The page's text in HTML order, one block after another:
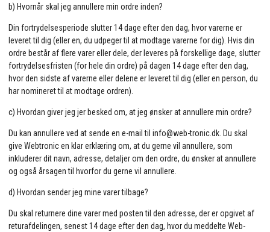
b) Hvornår skal jeg annullere min ordre inden?
Din fortrydelsesperiode slutter 14 dage efter den dag, hvor varerne er
leveret til dig (eller en, du udpeger til at modtage varerne for dig). Hvis din
ordre består af flere varer eller dele, der leveres på forskellige dage, slutter
fortrydelsesfristen (for hele din ordre) på dagen 14 dage efter den dag,
hvor den sidste af varerne eller delene er leveret til dig (eller en person, du
har nomineret til at modtage ordren).
c) Hvordan giver jeg jer besked om, at jeg ønsker at annullere min ordre?
Du kan annullere ved at sende en e-mail til info@web-tronic.dk. Du skal
give Webtronic en klar erklæring om, at du gerne vil annullere, som
inkluderer dit navn, adresse, detaljer om den ordre, du ønsker at annullere
og også årsagen til hvorfor du gerne vil annullere.
d) Hvordan sender jeg mine varer tilbage?
Du skal returnere dine varer med posten til den adresse, der er opgivet af
returafdelingen, senest 14 dage efter den dag, hvor du meddelte Web-